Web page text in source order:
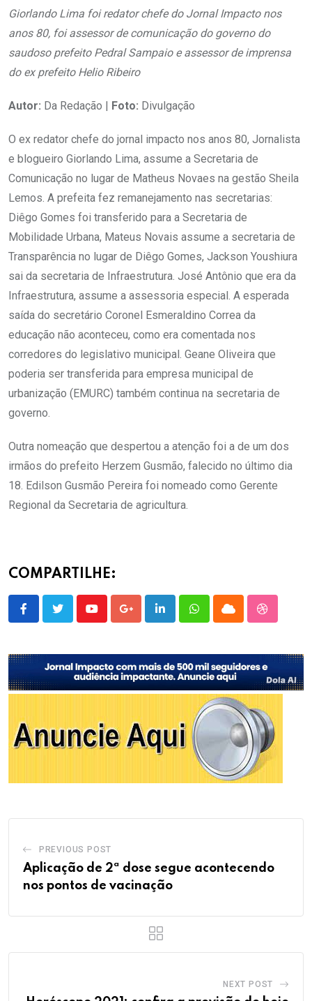
Giorlando Lima foi redator chefe do Jornal Impacto nos
anos 80, foi assessor de comunicação do governo do
saudoso prefeito Pedral Sampaio e assessor de imprensa
do ex prefeito Helio Ribeiro
Autor: Da Redação | Foto: Divulgação
O ex redator chefe do jornal impacto nos anos 80, Jornalista
e blogueiro Giorlando Lima, assume a Secretaria de
Comunicação no lugar de Matheus Novaes na gestão Sheila
Lemos. A prefeita fez remanejamento nas secretarias:
Diêgo Gomes foi transferido para a Secretaria de
Mobilidade Urbana, Mateus Novais assume a secretaria de
Transparência no lugar de Diêgo Gomes, Jackson Youshiura
sai da secretaria de Infraestrutura. José Antônio que era da
Infraestrutura, assume a assessoria especial. A esperada
saída do secretário Coronel Esmeraldino Correa da
educação não aconteceu, como era comentada nos
corredores do legislativo municipal. Geane Oliveira que
poderia ser transferida para empresa municipal de
urbanização (EMURC) também continua na secretaria de
governo.
Outra nomeação que despertou a atenção foi a de um dos
irmãos do prefeito Herzem Gusmão, falecido no último dia
18. Edilson Gusmão Pereira foi nomeado como Gerente
Regional da Secretaria de agricultura.
COMPARTILHE:
YoutubeGoogle+LinkedInWhatsappCloud
PREVIOUS POST
Aplicação de 2ª dose segue acontecendo
nos pontos de vacinação
NEXT POST